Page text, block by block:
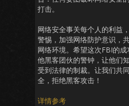
打击。
网络安全事关每个人的利益
警惕，加强网络防护意识，
网络环境。希望这次FBI的
他黑客团伙的警钟，让他们
受到法律的制裁。让我们共
全，拒绝黑客攻击！
详情参考